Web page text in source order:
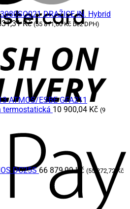
DRAŽICE IN. Hybrid
Kč (55 811,00Kč bez DPH)
ATMOS/ESBE GFA211
termostatická 10 900,04 Kč (9
DC25S 66 879,99Kč (55 272,72 Kč